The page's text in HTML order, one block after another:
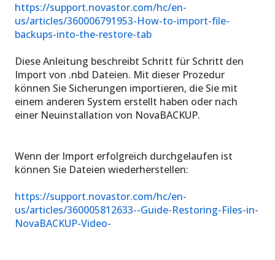
https://support.novastor.com/hc/en-
us/articles/360006791953-How-to-import-file-
backups-into-the-restore-tab
Diese Anleitung beschreibt Schritt für Schritt den
Import von .nbd Dateien. Mit dieser Prozedur
können Sie Sicherungen importieren, die Sie mit
einem anderen System erstellt haben oder nach
einer Neuinstallation von NovaBACKUP.
Wenn der Import erfolgreich durchgelaufen ist
können Sie Dateien wiederherstellen:
https://support.novastor.com/hc/en-
us/articles/360005812633--Guide-Restoring-Files-in-
NovaBACKUP-Video-